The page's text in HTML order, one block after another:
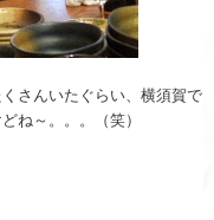
さんいたぐ らい、横須賀で
ね～ 。。。（笑）